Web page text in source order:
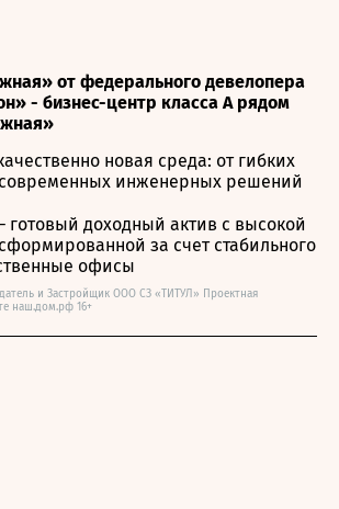
от федерального девелопера
- бизнес-центр класса А рядом
новая среда: от гибких
инженерных решений
готовый доходный актив с высокой
за счет стабильного
офисы
и Застройщик ООО СЗ «ТИТУЛ» Проектная
наш.дом.рф 16+